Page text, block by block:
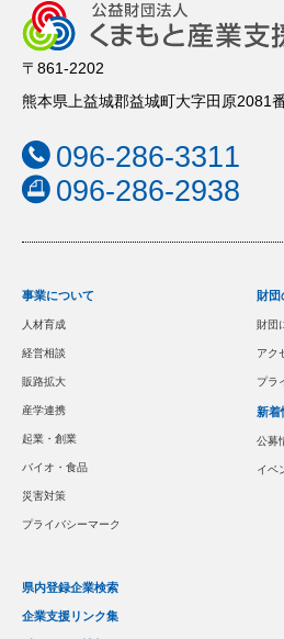
〒861-2202
熊本県上益城郡益城町大字田原2081
096-286-3311
096-286-2938
事業について
人材育成
経営相談
販路拡大
産学連携
起業・創業
バイオ・食品
災害対策
プライバシーマーク
財
財団
アク
プラ
新着
公募
イベ
県内登録企業検索
企業支援リンク集